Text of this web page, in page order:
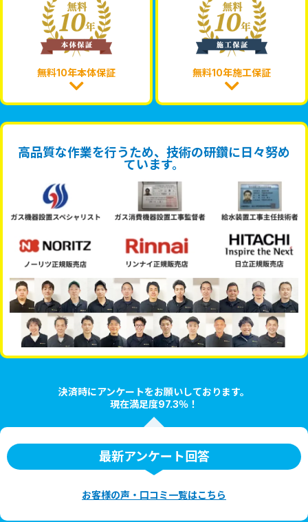
無料10年本体保証 無料10年施工保証
高品質な作業を行うため、技術の研鑽に日々努め
ています。
決済時にアンケートをお願いしております。
現在満足度97.3％！
最新アンケート回答
お客様の声・口コミ一覧はこちら